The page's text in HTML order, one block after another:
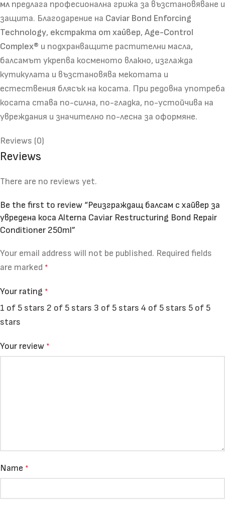
млпредлага професионална грижа за възстановяване и
защита. Благодарение на Caviar Bond Enforcing
Technology, екстракта от хайвер, Age-Control
Complex® и подхранващите растителни масла,
балсамът укрепва косменото влакно, изглажда
кутикулата и възстановява мекотата и
естествения блясък на косата. При редовна употреба
косата става по-силна, по-гладка, по-устойчива на
увреждания и значително по-лесна за оформяне.
Reviews (0)
Reviews
There are no reviews yet.
Be the first to review “Реизграждащ балсам с хайвер за
увредена коса Alterna Caviar Restructuring Bond Repair
Conditioner 250ml”
Your email address will not be published. Required fields
are marked *
Your rating *
1 of 5 stars 2 of 5 stars 3 of 5 stars 4 of 5 stars 5 of 5
stars
Your review *
Name *